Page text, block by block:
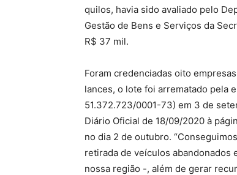
quilos, havia sido avaliado pelo
Gestão de Bens e Serviços da
R$ 37 mil.
Foram credenciadas oito
lances, o lote foi arrematado pela
51.372.723/0001-73) em 3 de
Diário Oficial de 18/09/2020 à
no dia 2 de outubro.
retirada de veículos abandonados
nossa região -, além de gerar